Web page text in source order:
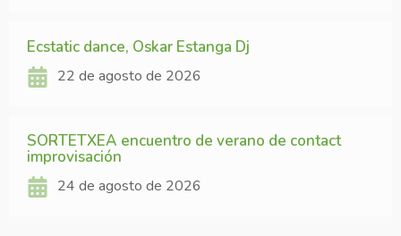
Ecstatic dance, Oskar Estanga Dj
22 de agosto de 2026
SORTETXEA encuentro de verano de contact
improvisación
24 de agosto de 2026